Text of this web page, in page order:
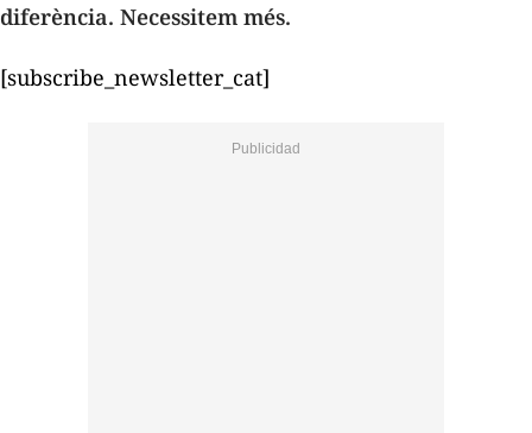
diferència. Necessitem més.
[subscribe_newsletter_cat]